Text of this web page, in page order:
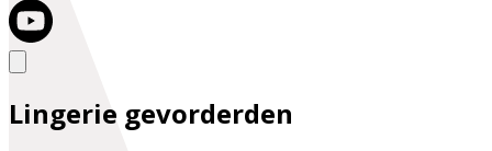
Lingerie gevorderden